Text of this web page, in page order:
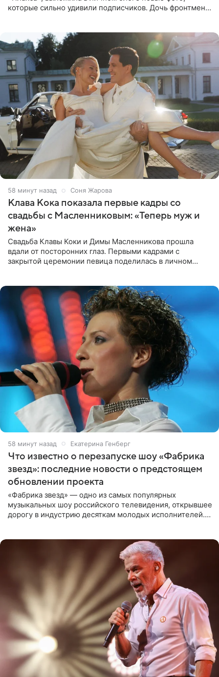
которые сильно удивили подписчиков. Дочь фронтмена
58 минут назад Соня Жарова
Клава Кока показала первые кадры со
свадьбы с Масленниковым: «Теперь муж и
жена»
Свадьба Клавы Коки и Димы Масленникова прошла
вдали от посторонних глаз. Первыми кадрами с
закрытой церемонии певица поделилась в личном
58 минут назад Екатерина Генберг
Что известно о перезапуске шоу «Фабрика
звезд»: последние новости о предстоящем
обновлении проекта
«Фабрика звезд» — одно из самых популярных
музыкальных шоу российского телевидения, открывшее
дорогу в индустрию десяткам молодых исполнителей.